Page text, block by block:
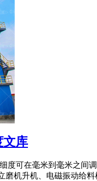
文库
度可在毫米到毫米之间
机升机、电磁振动给